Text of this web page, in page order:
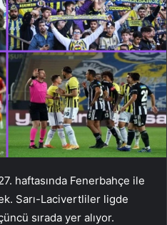
haftasında Fenerbahçe ile
Sarı-Lacivertliler ligde
sırada yer alıyor.